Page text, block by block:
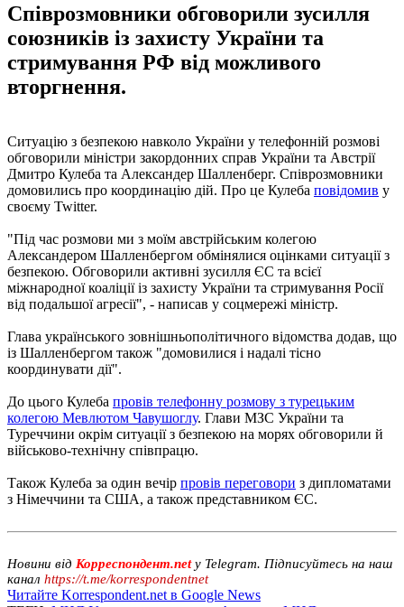
Співрозмовники обговорили зусилля
союзників із захисту України та
стримування РФ від можливого
вторгнення.
Ситуацію з безпекою навколо України у телефонній розмові
обговорили міністри закордонних справ України та Австрії
Дмитро Кулеба та Александер Шалленберг. Співрозмовники
домовились про координацію дій. Про це Кулеба повідомив у
своєму Twitter.
"Під час розмови ми з моїм австрійським колегою
Александером Шалленбергом обмінялися оцінками ситуації з
безпекою. Обговорили активні зусилля ЄС та всієї
міжнародної коаліції із захисту України та стримування Росії
від подальшої агресії", - написав у соцмережі міністр.
Глава українського зовнішньополітичного відомства додав, що
із Шалленбергом також "домовилися і надалі тісно
координувати дії".
До цього Кулеба провів телефонну розмову з турецьким
колегою Мевлютом Чавушоглу. Глави МЗС України та
Туреччини окрім ситуації з безпекою на морях обговорили й
військово-технічну співпрацю.
Також Кулеба за один вечір провів переговори з дипломатами
з Німеччини та США, а також представником ЄС.
Новини від Корреспондент.netу Telegram. Підписуйтесь на наш
канал https://t.me/korrespondentnet
Читайте Korrespondent.net в Google News